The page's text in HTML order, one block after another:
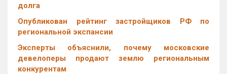
долга
Опубликован рейтинг застройщиков РФ по
региональной экспансии
Эксперты объяснили, почему московские
девелоперы продают землю региональным
конкурентам